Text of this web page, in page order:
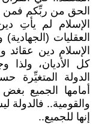
الحق من ربِّكم فمن
الإسلام لم يأتِ
العقليات
الإسلام دين
كل الأديان،
الدولة المتغيِّرة
أمامها الجميع
والقومية.. فالدولة
إنها للجميع..